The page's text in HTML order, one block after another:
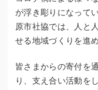
が浮き彫りになって
原市社協では、人と
せる地域づくりを進
皆さまからの寄付を
り、支え合い活動を